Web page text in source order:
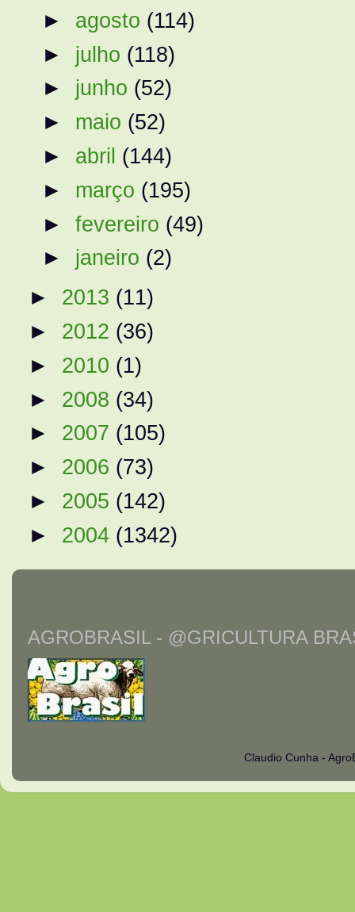
► agosto (114)
► julho (118)
► junho (52)
► maio (52)
► abril (144)
► março (195)
►fevereiro (49)
► janeiro (2)
► 2013 (11)
► 2012 (36)
► 2010 (1)
► 2008 (34)
► 2007 (105)
► 2006 (73)
► 2005 (142)
► 2004 (1342)
AGROBRASIL - @GRICULTURA
Claudio Cunha -